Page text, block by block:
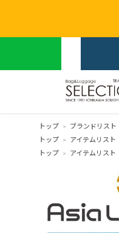
トップ ブランドリスト
トップ
アイテムリスト
トップ
アイテムリスト